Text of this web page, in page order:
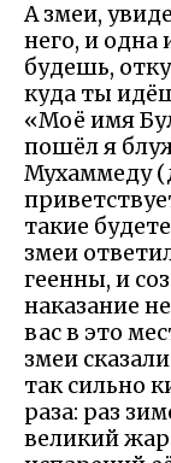
А змеи,
него, и одна
будешь,
куда ты
«Моё имя
пошёл я
Мухаммеду
такие
змеи
геенны, и
наказание
вас в это
змеи
так сильно
раза: раз
великий